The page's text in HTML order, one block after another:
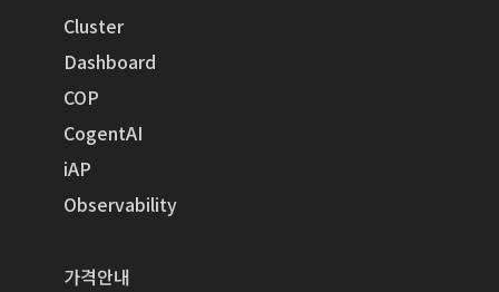
Cluster
Dashboard
COP
CogentAI
iAP
Observability
가격안내